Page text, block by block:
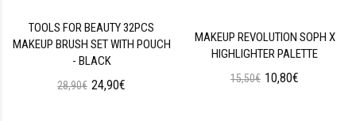
TOOLS FOR BEAUTY 32PCS
MAKEUP BRUSH SET WITH POUCH
- BLACK
28,90€ 24,90€
MAKEUP REVOLUTION SOPH X
HIGHLIGHTER PALETTE
15,50€ 10,80€